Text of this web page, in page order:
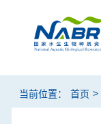
当前位置： 首页 >